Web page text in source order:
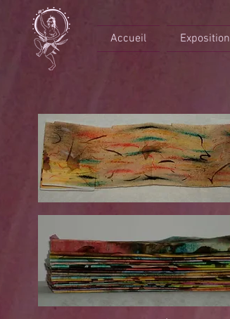
Accueil Exposition